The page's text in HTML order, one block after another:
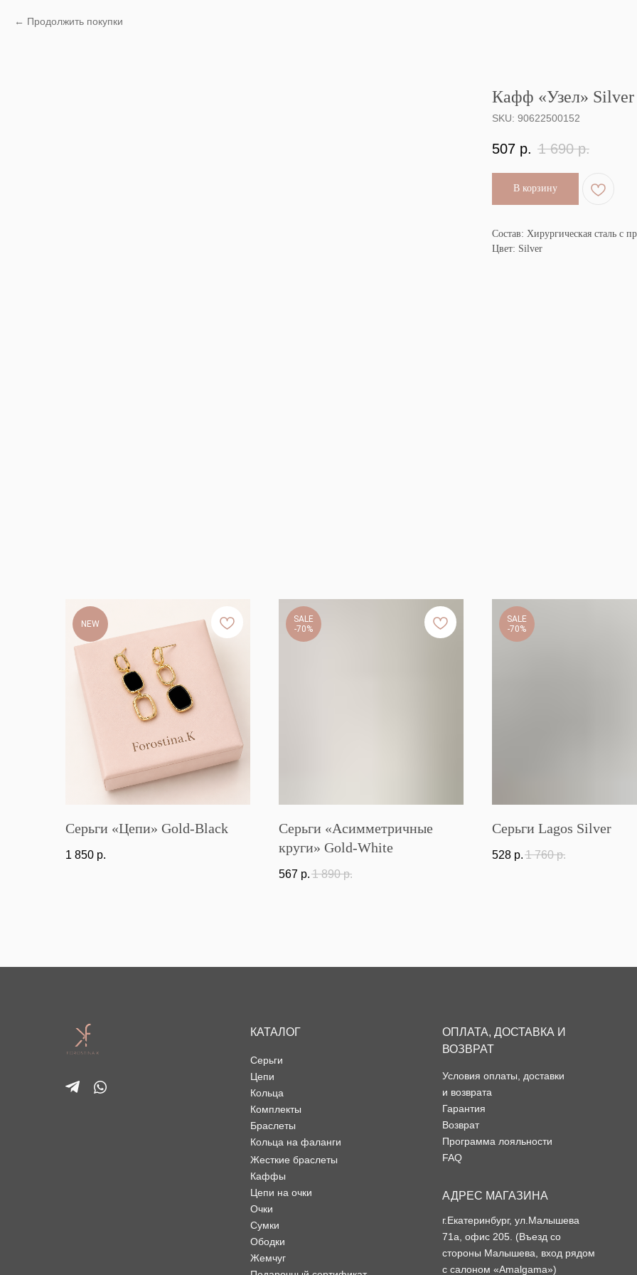
Продолжить покупки
Кафф «Узел» Silver
SKU: 90622500152
507 р. 1 690 р.
В корзину
Состав: Хирургическая сталь с
Цвет: Silver
NEW
Серьги «Цепи» Gold-Black
1 850 р.
SALE
-70%
Серьги «Асимметричные
круги» Gold-White
567 р. 1 890 р.
SALE
-70%
Серьги Lagos Silver
528 р. 1 760 р.
Серьги
Цепи
Кольца
Комплекты
Браслеты
Кольца на фаланги
Условия оплаты, доставки
и возврата
Гарантия
Возврат
Программа лояльности
FAQ
КАТАЛОГ
ОПЛАТА, ДОСТАВКА И
ВОЗВРАТ
Жесткие браслеты
Каффы
Цепи на очки
Очки
Сумки
Ободки
Жемчуг
АДРЕС МАГАЗИНА
г.Екатеринбург, ул.Малышева
71а, офис 205. (Въезд со
стороны Малышева, вход рядом
с салоном «Amalgama»)